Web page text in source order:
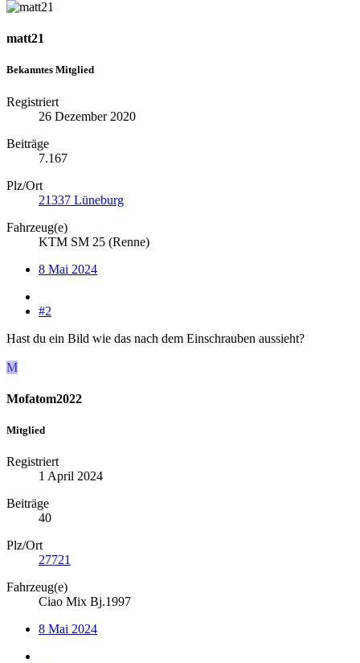
matt21
Bekanntes Mitglied
Registriert
26 Dezember 2020
Beiträge
7.167
Plz/Ort
21337 Lüneburg
Fahrzeug(e)
KTM SM 25 (Renne)
8 Mai 2024
#2
Hast du ein Bild wie das nach dem Einschrauben aussieht?
M
Mofatom2022
Mitglied
Registriert
1 April 2024
Beiträge
40
Plz/Ort
27721
Fahrzeug(e)
Ciao Mix Bj.1997
8 Mai 2024